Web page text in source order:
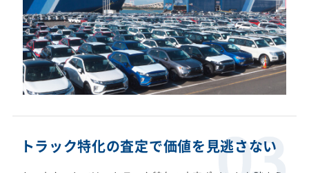
トラック特化の査定で価値を見逃さない